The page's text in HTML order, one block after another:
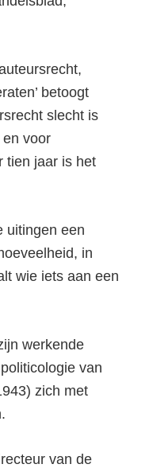
betoogt
slecht is
voor
tien jaar is het
uitingen een
in
wie iets aan een
werkende
van
zich met
van de